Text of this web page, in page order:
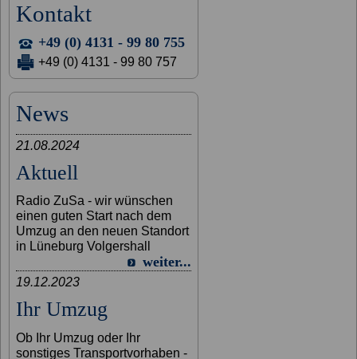
Kontakt
+49 (0) 4131 - 99 80 755
+49 (0) 4131 - 99 80 757
News
21.08.2024
Aktuell
Radio ZuSa - wir wünschen
einen guten Start nach dem
Umzug an den neuen Standort
in Lüneburg Volgershall
weiter...
19.12.2023
Ihr Umzug
Ob Ihr Umzug oder Ihr
sonstiges Transportvorhaben -